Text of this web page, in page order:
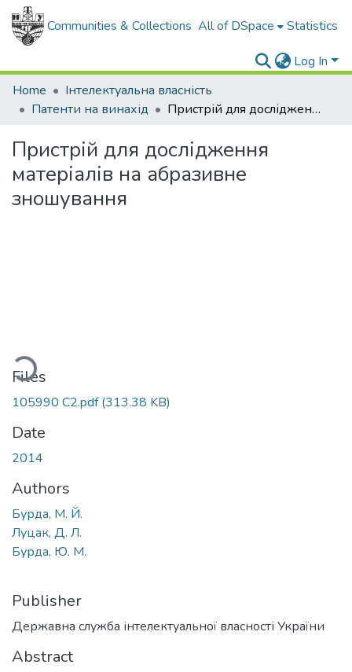
Communities & Collections All of DSpace Statistics
Log In
Home
Інтелектуальна власність
Патенти на винахід
Пристрій для дослідження матеріалів на абразивне зношування
Пристрій для дослідження
матеріалів на абразивне
зношування
Loading...
Files
105990 С2.pdf(313.38 KB)
Date
2014
Authors
Бурда, М. Й.
Луцак, Д. Л.
Бурда, Ю. М.
Publisher
Державна служба інтелектуальної власності України
Abstract